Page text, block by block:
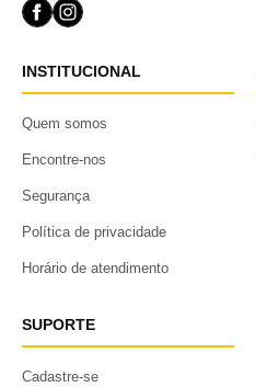
INSTITUCIONAL
Quem somos
Encontre-nos
Segurança
Política de privacidade
Horário de atendimento
SUPORTE
Cadastre-se